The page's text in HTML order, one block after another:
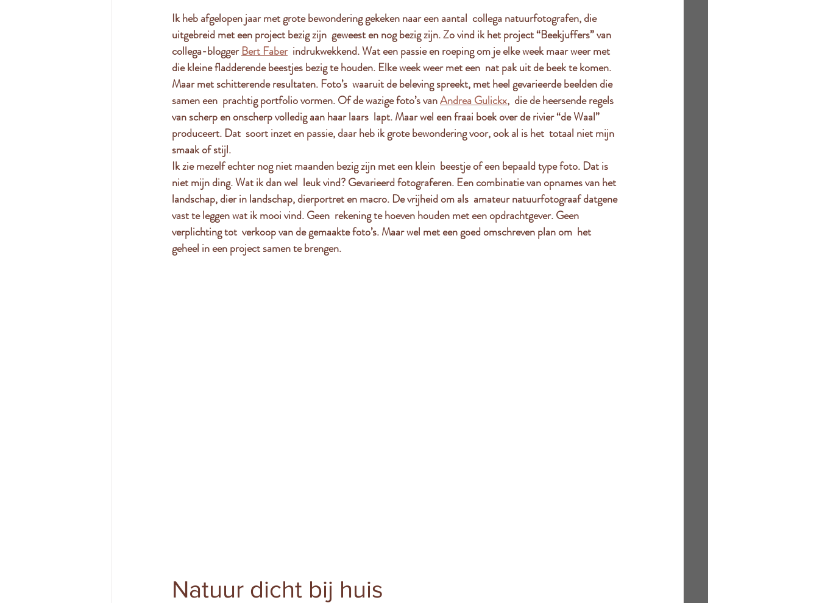
Ik heb afgelopen jaar met grote bewondering gekeken naar een aantal  collega natuurfotografen, die
uitgebreid met een project bezig zijn  geweest en nog bezig zijn. Zo vind ik het project “Beekjuffers” van
collega-blogger Bert Faber
  indrukwekkend. Wat een passie en roeping om je elke week maar weer met
die kleine fladderende beestjes bezig te houden. Elke week weer met een  nat pak uit de beek te komen.
Maar met schitterende resultaten. Foto’s  waaruit de beleving spreekt, met heel gevarieerde beelden die
samen een  prachtig portfolio vormen. Of de wazige foto’s van Andrea Gulickx,  die de heersende regels
van scherp en onscherp volledig aan haar laars  lapt. Maar wel een fraai boek over de rivier “de Waal”
produceert. Dat  soort inzet en passie, daar heb ik grote bewondering voor, ook al is het  totaal niet mijn
smaak of stijl.
Ik zie mezelf echter nog niet maanden bezig zijn met een klein  beestje of een bepaald type foto. Dat is
niet mijn ding. Wat ik dan wel  leuk vind? Gevarieerd fotograferen. Een combinatie van opnames van het
landschap, dier in landschap, dierportret en macro. De vrijheid om als  amateur natuurfotograaf datgene
vast te leggen wat ik mooi vind. Geen  rekening te hoeven houden met een opdrachtgever. Geen
verplichting tot  verkoop van de gemaakte foto’s. Maar wel met een goed omschreven plan om  het
geheel in een project samen te brengen.
Natuur dicht bij huis